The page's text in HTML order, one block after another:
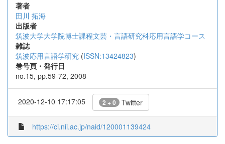
著者
田川 拓海
出版者
筑波大学大学院博士課程文芸・言語研究科応用言語学コース
雑誌
筑波応用言語学研究 (ISSN:13424823)
巻号頁・発行日
no.15, pp.59-72, 2008
2020-12-10 17:17:05 2 + 0 Twitter
https://ci.nii.ac.jp/naid/120001139424